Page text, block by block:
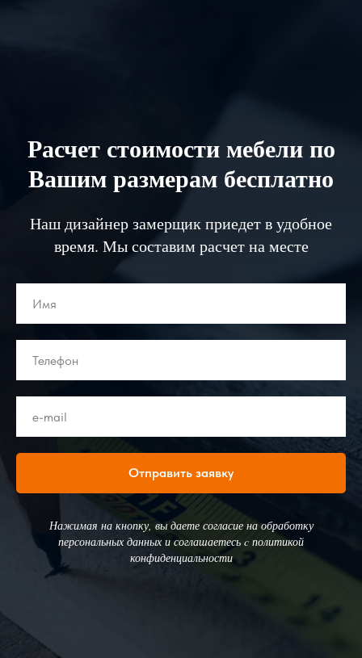
Расчет стоимости мебели по
Вашим размерам бесплатно
Наш дизайнер замерщик приедет в удобное
время. Мы составим расчет на месте
Отправить заявку
Нажимая на кнопку, вы даете согласие на обработку
персональных данных и соглашаетесь c политикой
конфиденциальности